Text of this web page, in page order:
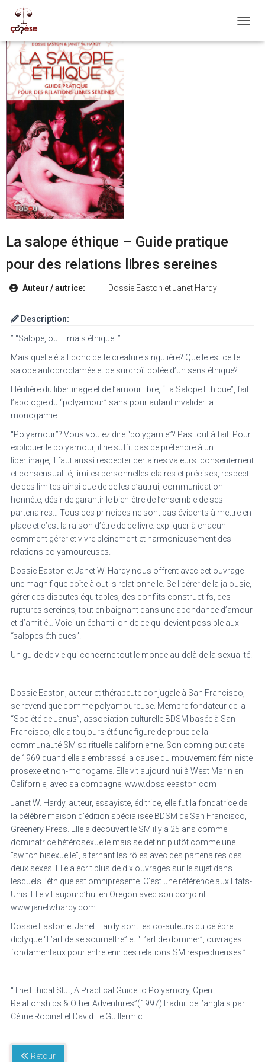
La salope éthique – Guide pratique
pour des relations libres sereines
Auteur / autrice: Dossie Easton et Janet Hardy
Description:
” “Salope, oui… mais éthique !”
Mais quelle était donc cette créature singulière? Quelle est cette
salope autoproclamée et de surcroît dotée d’un sens éthique?
Héritière du libertinage et de l’amour libre, “La Salope Ethique”, fait
l’apologie du “polyamour” sans pour autant invalider la
monogamie.
“Polyamour”? Vous voulez dire “polygamie”? Pas tout à fait. Pour
expliquer le polyamour, il ne suffit pas de prétendre à un
libertinage, il faut aussi respecter certaines valeurs: consentement
et consensualité, limites personnelles claires et précises, respect
de ces limites ainsi que de celles d’autrui, communication
honnête, désir de garantir le bien-être de l’ensemble de ses
partenaires… Tous ces principes ne sont pas évidents à mettre en
place et c’est la raison d’être de ce livre: expliquer à chacun
comment gérer et vivre pleinement et harmonieusement des
relations polyamoureuses.
Dossie Easton et Janet W. Hardy nous offrent avec cet ouvrage
une magnifique boîte à outils relationnelle. Se libérer de la jalousie,
gérer des disputes équitables, des conflits constructifs, des
ruptures sereines, tout en baignant dans une abondance d’amour
et d’amitié… Voici un échantillon de ce qui devient possible aux
“salopes éthiques”.
Un guide de vie qui concerne tout le monde au-delà de la sexualité!
Dossie Easton, auteur et thérapeute conjugale à San Francisco,
se revendique comme polyamoureuse. Membre fondateur de la
“Société de Janus”, association culturelle BDSM basée à San
Francisco, elle a toujours été une figure de proue de la
communauté SM spirituelle californienne. Son coming out date
de 1969 quand elle a embrassé la cause du mouvement féministe
prosexe et non-monogame. Elle vit aujourd’hui à West Marin en
Californie, avec sa compagne. www.dossieeaston.com
Janet W. Hardy, auteur, essayiste, éditrice, elle fut la fondatrice de
la célèbre maison d’édition spécialisée BDSM de San Francisco,
Greenery Press. Elle a découvert le SM il y a 25 ans comme
dominatrice hétérosexuelle mais se définit plutôt comme une
“switch bisexuelle”, alternant les rôles avec des partenaires des
deux sexes. Elle a écrit plus de dix ouvrages sur le sujet dans
lesquels l’éthique est omniprésente. C’est une référence aux Etats-
Unis. Elle vit aujourd’hui en Oregon avec son conjoint.
www.janetwhardy.com
Dossie Easton et Janet Hardy sont les co-auteurs du célèbre
diptyque “L’art de se soumettre” et “L’art de dominer”, ouvrages
fondamentaux pour entretenir des relations SM respectueuses.”
“The Ethical Slut, A Practical Guide to Polyamory, Open
Relationships & Other Adventures”(1997) traduit de l’anglais par
Céline Robinet et David Le Guillermic
Retour